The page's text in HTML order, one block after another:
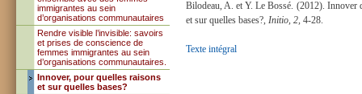
immigrantes au sein
d’organisations communautaires
Rendre visible l’invisible: savoirs
et prises de conscience de
femmes immigrantes au sein
d’organisations communautaires.
Innover, pour quelles raisons
et sur quelles bases?
Bilodeau, A. et Y. Le Bossé. (2012). Innover
et sur quelles bases?, Initio, 2, 4-28.
Texte intégral